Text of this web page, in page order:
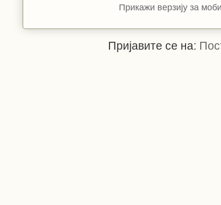
Прикажи верзију за
Пријавите се на: